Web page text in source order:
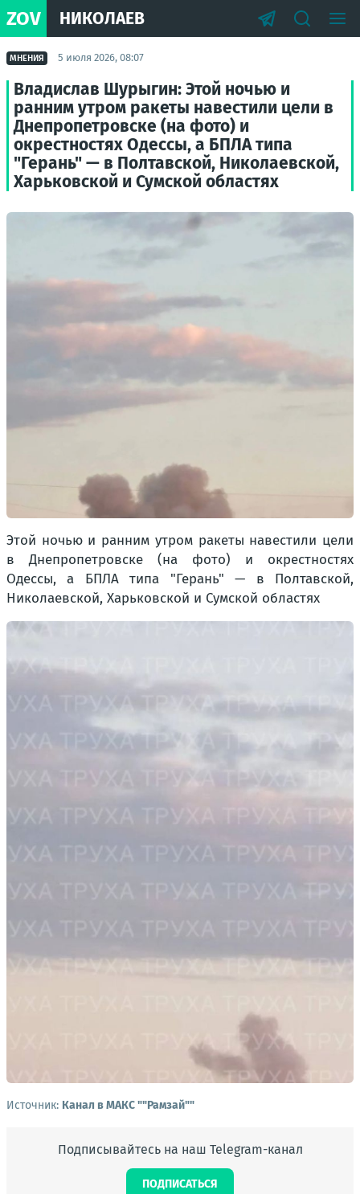
ZOV НИКОЛАЕВ
МНЕНИЯ 5 июля 2026, 08:07
Владислав Шурыгин: Этой ночью и
ранним утром ракеты навестили цели в
Днепропетровске (на фото) и
окрестностях Одессы, а БПЛА типа
"Герань" — в Полтавской, Николаевской,
Харьковской и Сумской областях
Этой ночью и ранним утром ракеты навестили цели
в Днепропетровске (на фото) и окрестностях
Одессы, а БПЛА типа "Герань" — в Полтавской,
Николаевской, Харьковской и Сумской областях
Источник: Канал в МАКС ""Рамзай""
Подписывайтесь на наш Telegram-канал
ПОДПИСАТЬСЯ